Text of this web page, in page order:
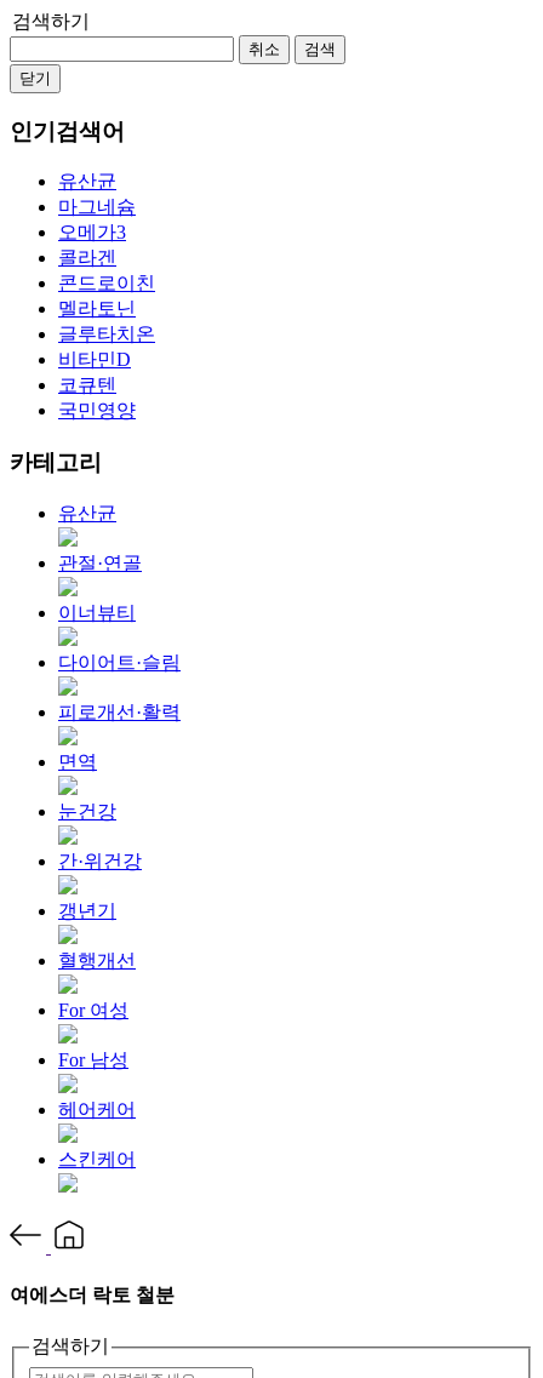
검색하기
취소
검색
닫기
인기검색어
유산균
마그네슘
오메가3
콜라겐
콘드로이친
멜라토닌
글루타치온
비타민D
코큐텐
국민영양
카테고리
유산균
관절·연골
이너뷰티
다이어트·슬림
피로개선·활력
면역
눈건강
간·위건강
갱년기
혈행개선
For 여성
For 남성
헤어케어
스킨케어
여에스더 락토 철분
검색하기